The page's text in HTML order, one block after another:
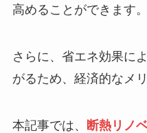
高めることができます。
さらに、省エネ効果に
がるため、経済的なメ
本記事では、
断熱リノ